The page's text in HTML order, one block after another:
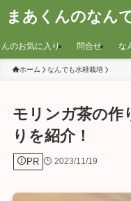
まあくんのなん
のお気に入り 問合せ な
ホーム なんでも水耕栽培
モリンガ茶の作
りを紹介！
PR 2023/11/19